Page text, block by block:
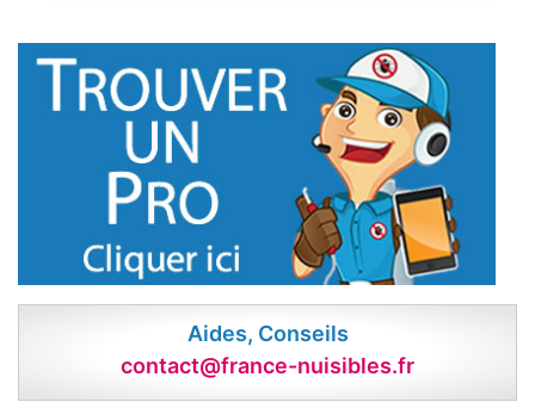
Aides, Conseils
contact@france-nuisibles.fr